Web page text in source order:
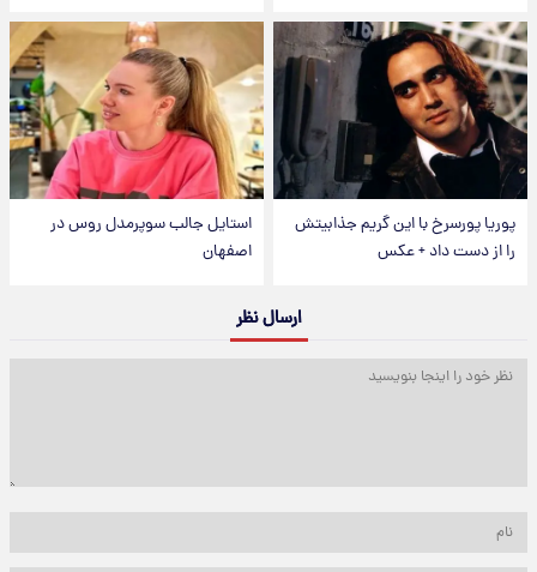
پوریا پورسرخ با این گریم جذابیتش
را از دست داد + عکس
استایل جالب سوپرمدل روس در
اصفهان
ارسال نظر